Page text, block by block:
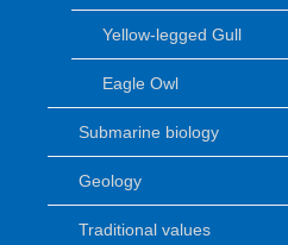
Yellow-legged Gull
Eagle Owl
Submarine biology
Geology
Traditional values